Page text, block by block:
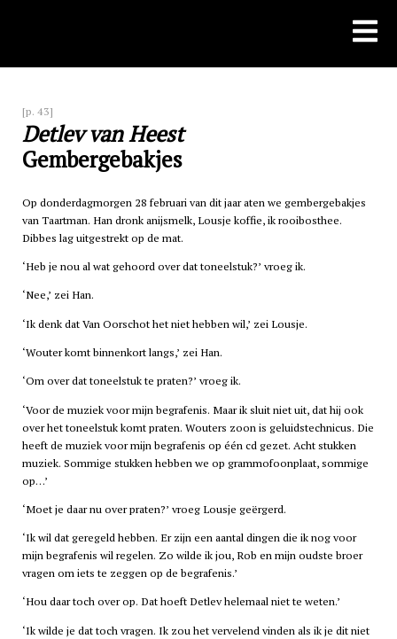
[p. 43]
Detlev van Heest
Gembergebakjes
Op donderdagmorgen 28 februari van dit jaar aten we gembergebakjes
van Taartman. Han dronk anijsmelk, Lousje koffie, ik rooibosthee.
Dibbes lag uitgestrekt op de mat.
‘Heb je nou al wat gehoord over dat toneelstuk?’ vroeg ik.
‘Nee,’ zei Han.
‘Ik denk dat Van Oorschot het niet hebben wil,’ zei Lousje.
‘Wouter komt binnenkort langs,’ zei Han.
‘Om over dat toneelstuk te praten?’ vroeg ik.
‘Voor de muziek voor mijn begrafenis. Maar ik sluit niet uit, dat hij ook
over het toneelstuk komt praten. Wouters zoon is geluidstechnicus. Die
heeft de muziek voor mijn begrafenis op ééncdgezet. Acht stukken
muziek. Sommige stukken hebben we op grammofoonplaat, sommige
op…’
‘Moet je daar nu over praten?’ vroeg Lousje geërgerd.
‘Ik wil dat geregeld hebben. Er zijn een aantal dingen die ik nog voor
mijn begrafenis wil regelen. Zo wilde ik jou, Rob en mijn oudste broer
vragen om iets te zeggen op de begrafenis.’
‘Hou daar toch over op. Dat hoeft Detlev helemaal niet te weten.’
‘Ik wilde je dat toch vragen. Ik zou het vervelend vinden als ik je dit niet